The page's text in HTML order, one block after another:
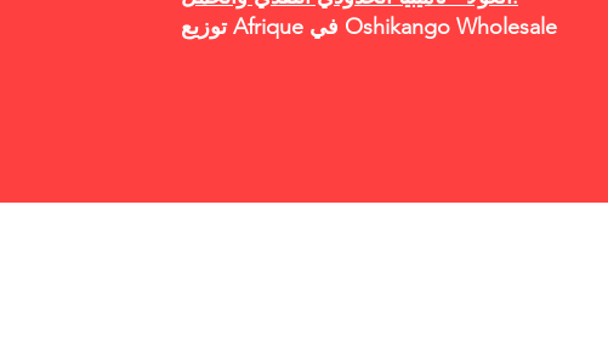
توزيع Afrique في Oshikango Wholesale